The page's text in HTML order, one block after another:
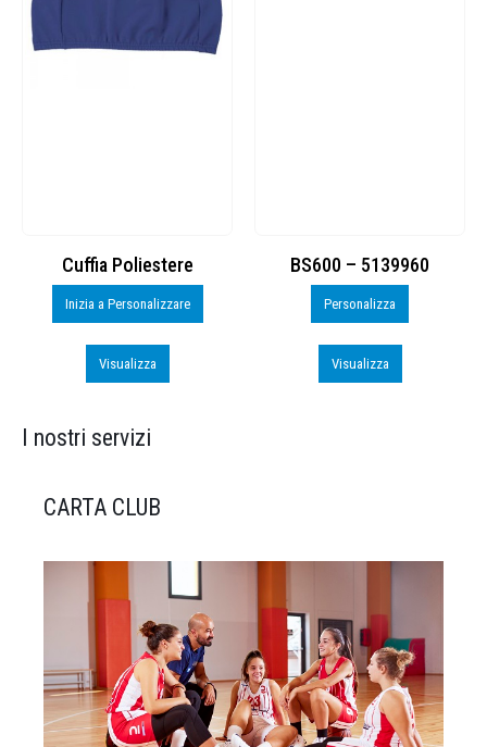
Cuffia Poliestere
Inizia a Personalizzare
Visualizza
BS600 – 5139960
Personalizza
Visualizza
I nostri servizi
CARTA CLUB